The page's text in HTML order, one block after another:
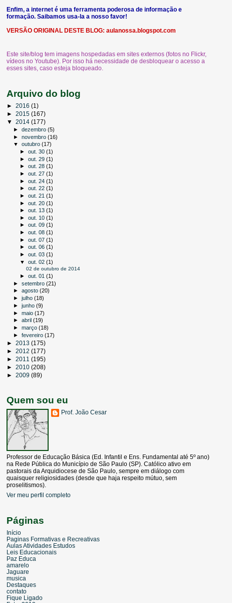
Enfim, a internet é uma ferramenta poderosa de informação e
formação. Saibamos usa-la a nosso favor!
VERSÃO ORIGINAL DESTE BLOG: aulanossa.blogspot.com
Este site/blog tem imagens hospedadas em sites externos (fotos no Flickr,
vídeos no Youtube). Por isso há necessidade de desbloquear o acesso a
esses sites, caso esteja bloqueado.
Arquivo do blog
► 2016 (1)
► 2015 (167)
▼ 2014 (177)
►dezembro(5)
►novembro(16)
▼outubro(17)
►out. 30(1)
►out. 29(1)
►out. 28(1)
►out. 27(1)
►out. 24(1)
►out. 22(1)
►out. 21(1)
►out. 20(1)
►out. 13(1)
►out. 10(1)
►out. 09(1)
►out. 08(1)
►out. 07(1)
►out. 06(1)
►out. 03(1)
▼out. 02(1)
02 de outubro de 2014
►out. 01(1)
►setembro(21)
►agosto(20)
►julho(18)
►junho(9)
►maio(17)
►abril(19)
►março(18)
►fevereiro(17)
► 2013 (175)
► 2012 (177)
► 2011 (195)
► 2010 (208)
► 2009 (89)
Quem sou eu
Prof. João Cesar
Professor de Educação Básica (Ed. Infantil e Ens. Fundamental até 5º ano)
na Rede Pública do Município de São Paulo (SP). Católico ativo em
pastorais da Arquidiocese de São Paulo, sempre em diálogo com
quaisquer religiosidades (desde que haja respeito mútuo, sem
proselitismos).
Ver meu perfil completo
Páginas
Início
Paginas Formativas e Recreativas
Aulas Atividades Estudos
Leis Educacionais
Paz Educa
amarelo
Jaguare
musica
Destaques
contato
Fique Ligado